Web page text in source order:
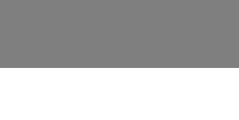
Lieferumfang